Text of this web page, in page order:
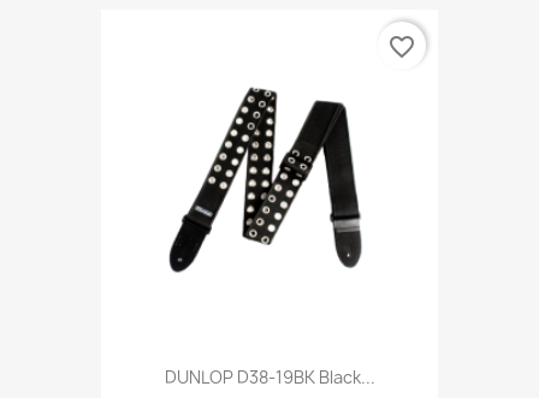
DUNLOP D38-19BK Black...
favorite_border